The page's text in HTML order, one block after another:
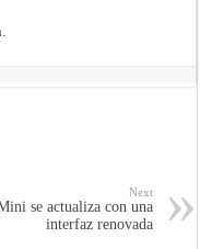
Next
se actualiza con una
interfaz renovada